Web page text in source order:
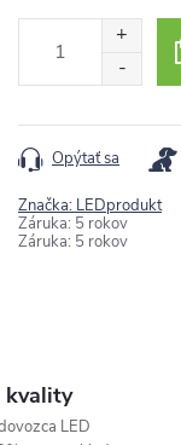
cena:
Opýtať sa
Značka: LEDprodukt
Záruka: 5 rokov
Záruka: 5 rokov
kvality
LED